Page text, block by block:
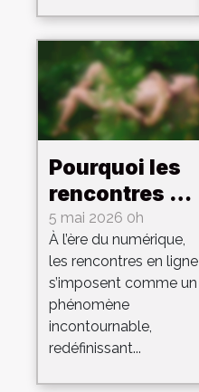
Pourquoi les
rencontres en
ligne
bouleversent-
elles les
dynamiques
de la
communauté
?
5 mai 2026 0h
À l’ère du numérique,
les rencontres en ligne
s’imposent comme un
phénomène
incontournable,
redéfinissant...